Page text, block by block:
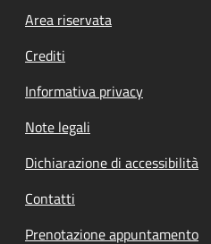
Footer menu
Area riservata
Crediti
Informativa privacy
Note legali
Dichiarazione di accessibilità
Contatti
Prenotazione appuntamento